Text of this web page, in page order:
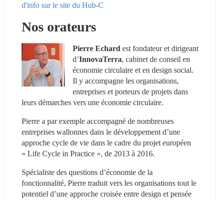
d'info sur le site du Hub-C
Nos orateurs
Pierre Echard est fondateur et dirigeant
d’InnovaTerra, cabinet de conseil en
économie circulaire et en design social.
Il y accompagne les organisations,
entreprises et porteurs de projets dans
leurs démarches vers une économie circulaire.
Pierre a par exemple accompagné de nombreuses
entreprises wallonnes dans le développement d’une
approche cycle de vie dans le cadre du projet européen
« Life Cycle in Practice », de 2013 à 2016.
Spécialiste des questions d’économie de la
fonctionnalité, Pierre traduit vers les organisations tout le
potentiel d’une approche croisée entre design et pensée